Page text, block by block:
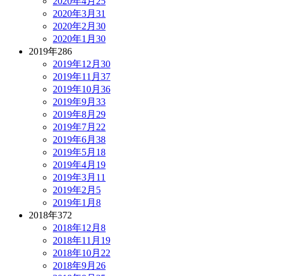
2020年3月 31
2020年2月 30
2020年1月 30
2019年286
2019年12月 30
2019年11月 37
2019年10月 36
2019年9月 33
2019年8月 29
2019年7月 22
2019年6月 38
2019年5月 18
2019年4月 19
2019年3月 11
2019年2月 5
2019年1月 8
2018年372
2018年12月 8
2018年11月 19
2018年10月 22
2018年9月 26